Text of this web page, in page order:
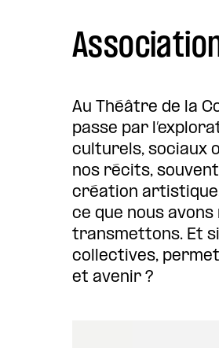
Au Théâtre de la
passe par
culturels, sociaux
nos récits,
création
ce que nous
transmettons. Et
collectives,
et avenir ?